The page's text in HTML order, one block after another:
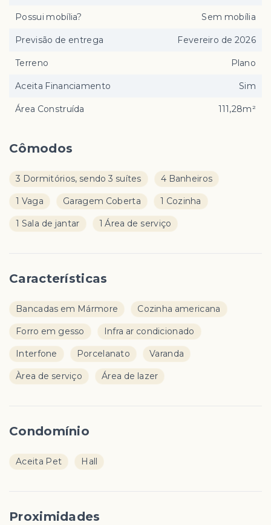
Cômodos
3 Dormitórios, sendo 3 suítes 4 Banheiros
1 Vaga Garagem Coberta 1 Cozinha
1 Sala de jantar 1 Área de serviço
Características
Bancadas em Mármore Cozinha americana
Forro em gesso Infra ar condicionado
Interfone Porcelanato Varanda
Àrea de serviço Área de lazer
Condomínio
Aceita Pet Hall
Proximidades
Possui mobília? Sem mobília
Previsão de entrega Fevereiro de 2026
Terreno Plano
Aceita Financiamento Sim
Área Construída 111,28m²